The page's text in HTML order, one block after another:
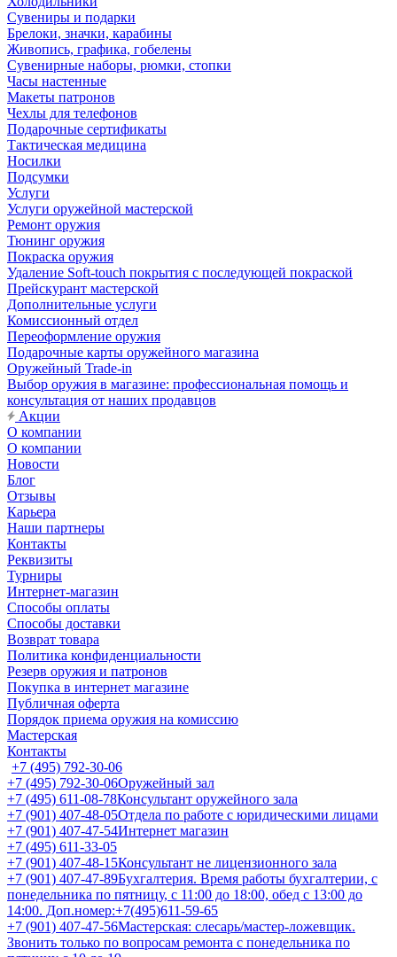
Сувениры и подарки
Брелоки, значки, карабины
Живопись, графика, гобелены
Сувенирные наборы, рюмки, стопки
Часы настенные
Макеты патронов
Чехлы для телефонов
Подарочные сертификаты
Тактическая медицина
Носилки
Подсумки
Услуги
Услуги оружейной мастерской
Ремонт оружия
Тюнинг оружия
Покраска оружия
Удаление Soft-touch покрытия с последующей покраской
Прейскурант мастерской
Дополнительные услуги
Комиссионный отдел
Переоформление оружия
Подарочные карты оружейного магазина
Оружейный Trade-in
Выбор оружия в магазине: профессиональная помощь и
консультация от наших продавцов
Акции
О компании
О компании
Новости
Блог
Отзывы
Карьера
Наши партнеры
Контакты
Реквизиты
Турниры
Интернет-магазин
Способы оплаты
Способы доставки
Возврат товара
Политика конфиденциальности
Резерв оружия и патронов
Покупка в интернет магазине
Публичная оферта
Порядок приема оружия на комиссию
Мастерская
Контакты
+7 (495) 792-30-06
+7 (495) 792-30-06Оружейный зал
+7 (495) 611-08-78Консультант оружейного зала
+7 (901) 407-48-05Отдела по работе с юридическими лицами
+7 (901) 407-47-54Интернет магазин
+7 (495) 611-33-05
+7 (901) 407-48-15Консультант не лицензионного зала
+7 (901) 407-47-89Бухгалтерия. Время работы бухгалтерии, с
понедельника по пятницу, с 11:00 до 18:00, обед с 13:00 до
14:00. Доп.номер:+7(495)611-59-65
+7 (901) 407-47-56Мастерская: слесарь/мастер-ложевщик.
Звонить только по вопросам ремонта с понедельника по